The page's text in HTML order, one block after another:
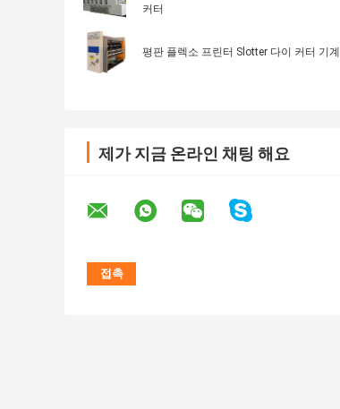
커터
평판 플렉소 프린터 Slotter 다이 커터 기계
제가 지금 온라인 채팅 해요